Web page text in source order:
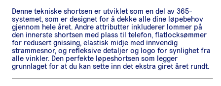
Denne tekniske shortsen er utviklet som en del av 365-
systemet, som er designet for å dekke alle dine løpebehov
gjennom hele året. Andre attributter inkluderer lommer på
den innerste shortsen med plass til telefon, flatlocksømmer
for redusert gnissing, elastisk midje med innvendig
strammesnor, og refleksive detaljer og logo for synlighet fra
alle vinkler. Den perfekte løpeshortsen som legger
grunnlaget for at du kan sette inn det ekstra giret året rundt.